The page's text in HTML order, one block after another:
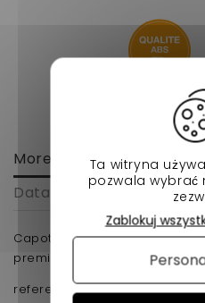
More info
Data sheet
Capot chatenet 26 v1 voiture
premium.
reference d'origine :0217308
Ta witryna
pozwala wybrać
Zablokuj